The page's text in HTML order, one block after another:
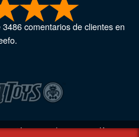
3486comentarios de clientes en
registrada06851542Kapow